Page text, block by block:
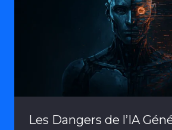
Les Dangers de l’IA